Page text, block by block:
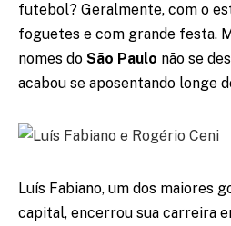
futebol? Geralmente, com o
foguetes e com grande festa.
nomes do São Paulo não se
acabou se aposentando longe
Luís Fabiano, um dos maiores
capital, encerrou sua carreira